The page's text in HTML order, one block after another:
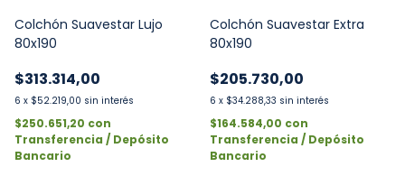
Colchón Suavestar Lujo
80x190
$313.314,00
6 x $52.219,00 sin interés
$250.651,20 con
Transferencia / Depósito
Bancario
Colchón Suavestar Extra
80x190
$205.730,00
6 x $34.288,33 sin interés
$164.584,00 con
Transferencia / Depósito
Bancario